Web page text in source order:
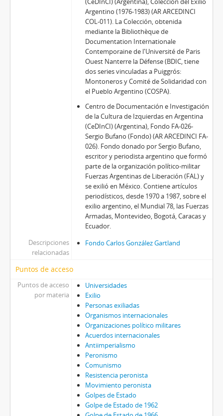
Argentino (1976-1983) (AR ARCEDINCI
COL-011). La Colección, obtenida
mediante la Bibliothèque de
Documentation Internationale
Contemporaine de l'Université de Paris
Ouest Nanterre la Défense (BDIC, tiene
dos series vinculadas a Puiggrós:
Montoneros y Comité de Solidaridad con
el Pueblo Argentino (COSPA).
Centro de Documentación e Investigación
de la Cultura de Izquierdas en Argentina
(CeDInCI) (Argentina), Fondo FA-026-
Sergio Bufano (Fondo) (AR ARCEDINCI FA-
026). Fondo donado por Sergio Bufano,
escritor y periodista argentino que formó
parte de la organización político-militar
Fuerzas Argentinas de Liberación (FAL) y
se exilió en México. Contiene artículos
periodísticos, desde 1970 a 1987, sobre el
exilio argentino, el Mundial 78, las Fuerzas
Armadas, Montevideo, Bogotá, Caracas y
Ecuador.
Descripciones
relacionadas
Fondo Carlos González Gartland
Puntos de acceso
Puntos de acceso
por materia
Universidades
Exilio
Personas exiliadas
Organismos internacionales
Organizaciones político militares
Acuerdos internacionales
Antiimperialismo
Peronismo
Comunismo
Resistencia peronista
Movimiento peronista
Golpes de Estado
Golpe de Estado de 1962